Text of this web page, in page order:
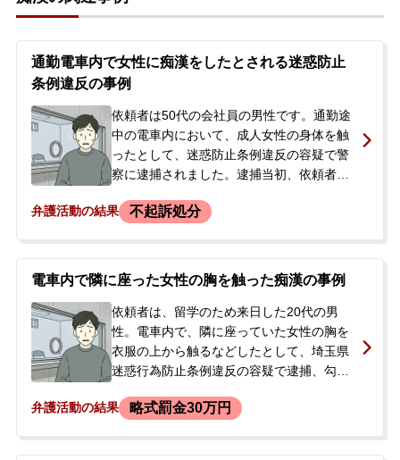
通勤電車内で女性に痴漢をしたとされる迷惑防止
条例違反の事例
依頼者は50代の会社員の男性です。通勤途
中の電車内において、成人女性の身体を触
ったとして、迷惑防止条例違反の容疑で警
察に逮捕されました。逮捕当初、依頼者は
けだ」と容疑を否認していましたが、被害
い違っていました。逮捕の翌日、検察官か
ら勾留請求がされましたが、裁判官はこれ
を認めず、依頼者は釈放されました。逮捕
された当日に、依頼者の妻が当事務所の無
料相談を利用され、当事者本人も弁護士へ
の依頼を希望していたことから、正式に受
弁護活動の結果 不起訴処分
電車内で隣に座った女性の胸を触った痴漢の事例
依頼者は、留学のため来日した20代の男
性。電車内で、隣に座っていた女性の胸を
衣服の上から触るなどしたとして、埼玉県
迷惑行為防止条例違反の容疑で逮捕、勾留
長で、当初ついていた国選弁護人が示談交
弁護活動の結果 略式罰金30万円